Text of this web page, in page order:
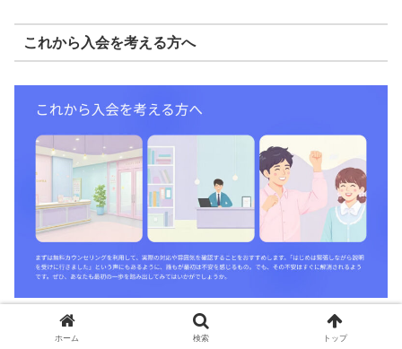
これから入会を考える方へ
まずは無料カウンセリングを利用して、実際の対応や雰囲
ホーム 検索 トップ